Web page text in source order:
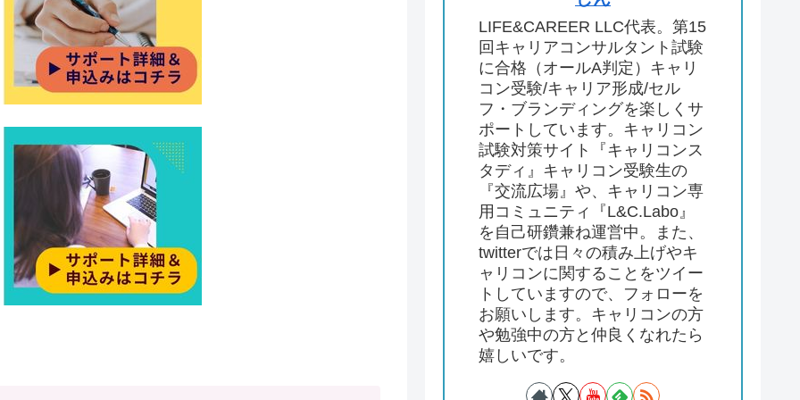
LIFE&CAREER LLC代表。第15
回キャリアコンサルタント試験
に合格（オールA判定）キャリ
コン受験/キャリア形成/セル
フ・ブランディングを楽しくサ
ポートしています。キャリコン
試験対策サイト『キャリコンス
タディ』キャリコン受験生の
『交流広場』や、キャリコン専
用コミュニティ『L&C.Labo』
を自己研鑽兼ね運営中。また、
twitterでは日々の積み上げやキ
ャリコンに関することをツイー
トしていますので、フォローを
お願いします。キャリコンの方
や勉強中の方と仲良くなれたら
嬉しいです。